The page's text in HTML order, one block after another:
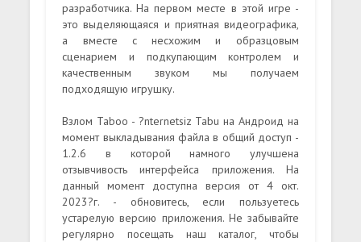
разработчика. На первом месте в этой игре -
это выделяющаяся и приятная видеографика,
а вместе с несхожим и образцовым
сценарием и подкупающим контролем и
качественным звуком мы получаем
подходящую игрушку.
Взлом Taboo - ?nternetsiz Tabu на Андроид на
момент выкладывания файла в общий доступ -
1.2.6 в которой намного улучшена
отзывчивость интерфейса приложения. На
данный момент доступна версия от 4 окт.
2023?г. - обновитесь, если пользуетесь
устарелую версию приложения. Не забывайте
регулярно посещать наш каталог, чтобы